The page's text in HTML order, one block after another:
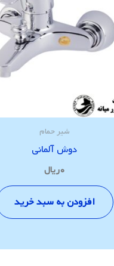
شیر حمام
دوش آلمانی
۰ریال
افزودن به سبد خرید